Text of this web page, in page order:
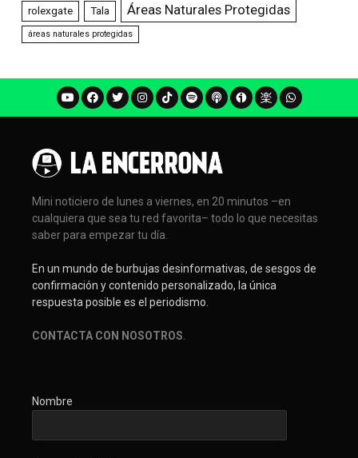
rolexgate Tala Áreas Naturales Protegidas
áreas naturales protegidas
Mini noticiero de lunes a viernes, en 20 minutos –en
cualquiera que sea tu red favorita– todo lo que necesitas
saber para empezar tu día.
En un mundo de burbujas desinformativas, de sesgos de
confirmación y contenido personalizado, la única
respuesta posible es el periodismo.
CONTACTA CON NOSOTROS
Nombre